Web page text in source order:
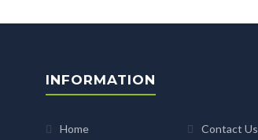
INFORMATION
Home Contact Us